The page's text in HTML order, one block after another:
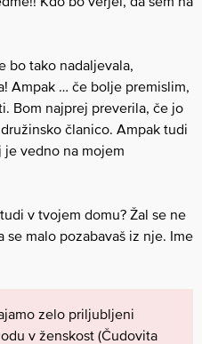
bo tako nadaljevala,
Ampak … če bolje premislim,
Bom najprej preverila, če jo
članico. Ampak tudi
je vedno na mojem
v tvojem domu? Žal se ne
malo pozabavaš iz nje. Ime
zelo priljubljeni
v ženskost (Čudovita